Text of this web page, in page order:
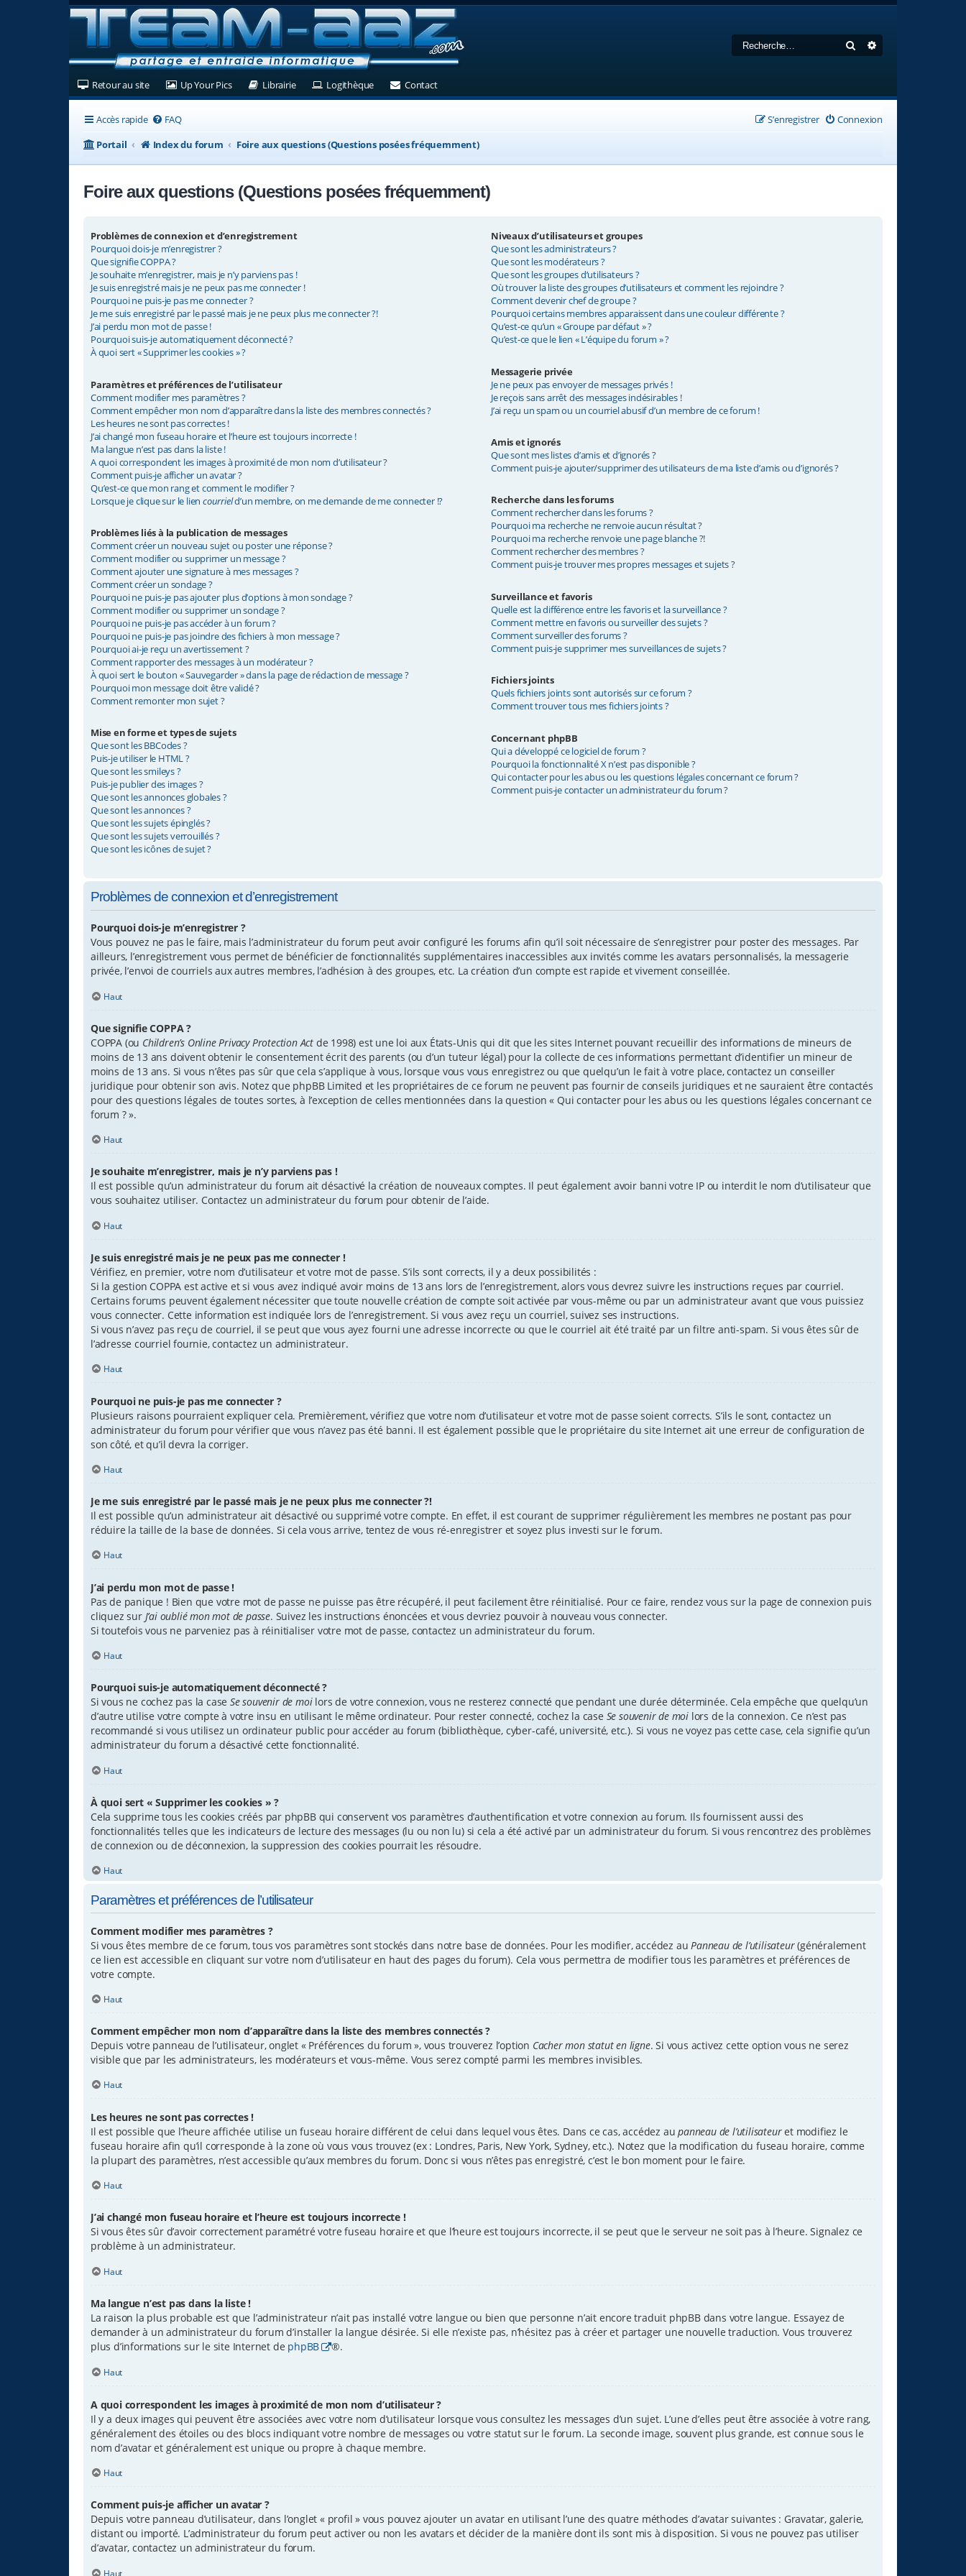
Rechercher
Retour au site(Ouvre un nouvel onglet)
Up Your Pics(Ouvre un nouvel onglet)
Librairie(Ouvre un nouvel onglet)
Logithèque(Ouvre un nouvel onglet)
Contact(Ouvre un nouvel onglet)
Accès rapide FAQ Connexion
S’enregistrer
Portail
Index du forum Foire aux questions (Questions posées fréquemment)
Foire aux questions (Questions posées fréquemment)
Problèmes de connexion et d’enregistrement
Pourquoi dois-je m’enregistrer ?
Que signifie COPPA ?
Je souhaite m’enregistrer, mais je n’y parviens pas !
Je suis enregistré mais je ne peux pas me connecter !
Pourquoi ne puis-je pas me connecter ?
Je me suis enregistré par le passé mais je ne peux plus me connecter ?!
J’ai perdu mon mot de passe !
Pourquoi suis-je automatiquement déconnecté ?
À quoi sert « Supprimer les cookies » ?
Paramètres et préférences de l’utilisateur
Comment modifier mes paramètres ?
Comment empêcher mon nom d’apparaître dans la liste des membres connectés ?
Les heures ne sont pas correctes !
J’ai changé mon fuseau horaire et l’heure est toujours incorrecte !
Ma langue n’est pas dans la liste !
A quoi correspondent les images à proximité de mon nom d’utilisateur ?
Comment puis-je afficher un avatar ?
Qu’est-ce que mon rang et comment le modifier ?
Lorsque je clique sur le lien courrield’un membre, on me demande de me connecter !?
Problèmes liés à la publication de messages
Comment créer un nouveau sujet ou poster une réponse ?
Comment modifier ou supprimer un message ?
Comment ajouter une signature à mes messages ?
Comment créer un sondage ?
Pourquoi ne puis-je pas ajouter plus d’options à mon sondage ?
Comment modifier ou supprimer un sondage ?
Pourquoi ne puis-je pas accéder à un forum ?
Pourquoi ne puis-je pas joindre des fichiers à mon message ?
Pourquoi ai-je reçu un avertissement ?
Comment rapporter des messages à un modérateur ?
À quoi sert le bouton « Sauvegarder » dans la page de rédaction de message ?
Pourquoi mon message doit être validé ?
Comment remonter mon sujet ?
Mise en forme et types de sujets
Que sont les BBCodes ?
Puis-je utiliser le HTML ?
Que sont les smileys ?
Puis-je publier des images ?
Que sont les annonces globales ?
Que sont les annonces ?
Que sont les sujets épinglés ?
Que sont les sujets verrouillés ?
Que sont les icônes de sujet ?
Niveaux d’utilisateurs et groupes
Que sont les administrateurs ?
Que sont les modérateurs ?
Que sont les groupes d’utilisateurs ?
Où trouver la liste des groupes d’utilisateurs et comment les rejoindre ?
Comment devenir chef de groupe ?
Pourquoi certains membres apparaissent dans une couleur différente ?
Qu’est-ce qu’un « Groupe par défaut » ?
Qu’est-ce que le lien « L’équipe du forum » ?
Messagerie privée
Je ne peux pas envoyer de messages privés !
Je reçois sans arrêt des messages indésirables !
J’ai reçu un spam ou un courriel abusif d’un membre de ce forum !
Amis et ignorés
Que sont mes listes d’amis et d’ignorés ?
Comment puis-je ajouter/supprimer des utilisateurs de ma liste d’amis ou d’ignorés ?
Recherche dans les forums
Comment rechercher dans les forums ?
Pourquoi ma recherche ne renvoie aucun résultat ?
Pourquoi ma recherche renvoie une page blanche ?!
Comment rechercher des membres ?
Comment puis-je trouver mes propres messages et sujets ?
Surveillance et favoris
Quelle est la différence entre les favoris et la surveillance ?
Comment mettre en favoris ou surveiller des sujets ?
Comment surveiller des forums ?
Comment puis-je supprimer mes surveillances de sujets ?
Fichiers joints
Quels fichiers joints sont autorisés sur ce forum ?
Comment trouver tous mes fichiers joints ?
Concernant phpBB
Qui a développé ce logiciel de forum ?
Pourquoi la fonctionnalité X n’est pas disponible ?
Qui contacter pour les abus ou les questions légales concernant ce forum ?
Comment puis-je contacter un administrateur du forum ?
Problèmes de connexion et d’enregistrement
Pourquoi dois-je m’enregistrer ?
Vous pouvez ne pas le faire, mais l’administrateur du forum peut avoir configuré les forums afin qu’il soit nécessaire de s’enregistrer pour poster des messages. Par
ailleurs, l’enregistrement vous permet de bénéficier de fonctionnalités supplémentaires inaccessibles aux invités comme les avatars personnalisés, la messagerie
privée, l’envoi de courriels aux autres membres, l’adhésion à des groupes, etc. La création d’un compte est rapide et vivement conseillée.
Haut
Que signifie COPPA ?
COPPA (ou Children’s Online Privacy Protection Act de 1998) est une loi aux États-Unis qui dit que les sites Internet pouvant recueillir des informations de mineurs de
moins de 13 ans doivent obtenir le consentement écrit des parents (ou d’un tuteur légal) pour la collecte de ces informations permettant d’identifier un mineur de
moins de 13 ans. Si vous n’êtes pas sûr que cela s’applique à vous, lorsque vous vous enregistrez ou que quelqu’un le fait à votre place, contactez un conseiller
juridique pour obtenir son avis. Notez que phpBB Limited et les propriétaires de ce forum ne peuvent pas fournir de conseils juridiques et ne sauraient être contactés
pour des questions légales de toutes sortes, à l’exception de celles mentionnées dans la question « Qui contacter pour les abus ou les questions légales concernant ce
forum ? ».
Haut
Je souhaite m’enregistrer, mais je n’y parviens pas !
Il est possible qu’un administrateur du forum ait désactivé la création de nouveaux comptes. Il peut également avoir banni votre IP ou interdit le nom d’utilisateur que
vous souhaitez utiliser. Contactez un administrateur du forum pour obtenir de l’aide.
Haut
Je suis enregistré mais je ne peux pas me connecter !
Vérifiez, en premier, votre nom d’utilisateur et votre mot de passe. S’ils sont corrects, il y a deux possibilités :
Si la gestion COPPA est active et si vous avez indiqué avoir moins de 13 ans lors de l’enregistrement, alors vous devrez suivre les instructions reçues par courriel.
Certains forums peuvent également nécessiter que toute nouvelle création de compte soit activée par vous-même ou par un administrateur avant que vous puissiez
vous connecter. Cette information est indiquée lors de l’enregistrement. Si vous avez reçu un courriel, suivez ses instructions.
Si vous n’avez pas reçu de courriel, il se peut que vous ayez fourni une adresse incorrecte ou que le courriel ait été traité par un filtre anti-spam. Si vous êtes sûr de
l’adresse courriel fournie, contactez un administrateur.
Haut
Pourquoi ne puis-je pas me connecter ?
Plusieurs raisons pourraient expliquer cela. Premièrement, vérifiez que votre nom d’utilisateur et votre mot de passe soient corrects. S’ils le sont, contactez un
administrateur du forum pour vérifier que vous n’avez pas été banni. Il est également possible que le propriétaire du site Internet ait une erreur de configuration de
son côté, et qu’il devra la corriger.
Haut
Je me suis enregistré par le passé mais je ne peux plus me connecter ?!
Il est possible qu’un administrateur ait désactivé ou supprimé votre compte. En effet, il est courant de supprimer régulièrement les membres ne postant pas pour
réduire la taille de la base de données. Si cela vous arrive, tentez de vous ré-enregistrer et soyez plus investi sur le forum.
Haut
J’ai perdu mon mot de passe !
Pas de panique ! Bien que votre mot de passe ne puisse pas être récupéré, il peut facilement être réinitialisé. Pour ce faire, rendez vous sur la page de connexion puis
cliquez sur J’ai oublié mon mot de passe. Suivez les instructions énoncées et vous devriez pouvoir à nouveau vous connecter.
Si toutefois vous ne parveniez pas à réinitialiser votre mot de passe, contactez un administrateur du forum.
Haut
Pourquoi suis-je automatiquement déconnecté ?
Si vous ne cochez pas la case Se souvenir de moilors de votre connexion, vous ne resterez connecté que pendant une durée déterminée. Cela empêche que quelqu’un
d’autre utilise votre compte à votre insu en utilisant le même ordinateur. Pour rester connecté, cochez la case Se souvenir de moi lors de la connexion. Ce n’est pas
recommandé si vous utilisez un ordinateur public pour accéder au forum (bibliothèque, cyber-café, université, etc.). Si vous ne voyez pas cette case, cela signifie qu’un
administrateur du forum a désactivé cette fonctionnalité.
Haut
À quoi sert « Supprimer les cookies » ?
Cela supprime tous les cookies créés par phpBB qui conservent vos paramètres d’authentification et votre connexion au forum. Ils fournissent aussi des
fonctionnalités telles que les indicateurs de lecture des messages (lu ou non lu) si cela a été activé par un administrateur du forum. Si vous rencontrez des problèmes
de connexion ou de déconnexion, la suppression des cookies pourrait les résoudre.
Haut
Paramètres et préférences de l’utilisateur
Comment modifier mes paramètres ?
Si vous êtes membre de ce forum, tous vos paramètres sont stockés dans notre base de données. Pour les modifier, accédez au Panneau de l’utilisateur(généralement
ce lien est accessible en cliquant sur votre nom d’utilisateur en haut des pages du forum). Cela vous permettra de modifier tous les paramètres et préférences de
votre compte.
Haut
Comment empêcher mon nom d’apparaître dans la liste des membres connectés ?
Depuis votre panneau de l’utilisateur, onglet « Préférences du forum », vous trouverez l’option Cacher mon statut en ligne. Si vous activez cette option vous ne serez
visible que par les administrateurs, les modérateurs et vous-même. Vous serez compté parmi les membres invisibles.
Haut
Les heures ne sont pas correctes !
Il est possible que l’heure affichée utilise un fuseau horaire différent de celui dans lequel vous êtes. Dans ce cas, accédez aupanneau de l’utilisateuret modifiez le
fuseau horaire afin qu’il corresponde à la zone où vous vous trouvez (ex : Londres, Paris, New York, Sydney, etc.). Notez que la modification du fuseau horaire, comme
la plupart des paramètres, n’est accessible qu’aux membres du forum. Donc si vous n’êtes pas enregistré, c’est le bon moment pour le faire.
Haut
J’ai changé mon fuseau horaire et l’heure est toujours incorrecte !
Si vous êtes sûr d’avoir correctement paramétré votre fuseau horaire et que l’heure est toujours incorrecte, il se peut que le serveur ne soit pas à l’heure. Signalez ce
problème à un administrateur.
Haut
Ma langue n’est pas dans la liste !
La raison la plus probable est que l’administrateur n’ait pas installé votre langue ou bien que personne n’ait encore traduit phpBB dans votre langue. Essayez de
demander à un administrateur du forum d’installer la langue désirée. Si elle n’existe pas, n’hésitez pas à créer et partager une nouvelle traduction. Vous trouverez
plus d’informations sur le site Internet de phpBB ®.
Haut
A quoi correspondent les images à proximité de mon nom d’utilisateur ?
Il y a deux images qui peuvent être associées avec votre nom d’utilisateur lorsque vous consultez les messages d’un sujet. L’une d’elles peut être associée à votre rang,
généralement des étoiles ou des blocs indiquant votre nombre de messages ou votre statut sur le forum. La seconde image, souvent plus grande, est connue sous le
nom d’avatar et généralement est unique ou propre à chaque membre.
Haut
Comment puis-je afficher un avatar ?
Depuis votre panneau d’utilisateur, dans l’onglet « profil » vous pouvez ajouter un avatar en utilisant l’une des quatre méthodes d’avatar suivantes : Gravatar, galerie,
distant ou importé. L’administrateur du forum peut activer ou non les avatars et décider de la manière dont ils sont mis à disposition. Si vous ne pouvez pas utiliser
d’avatar, contactez un administrateur du forum.
Haut